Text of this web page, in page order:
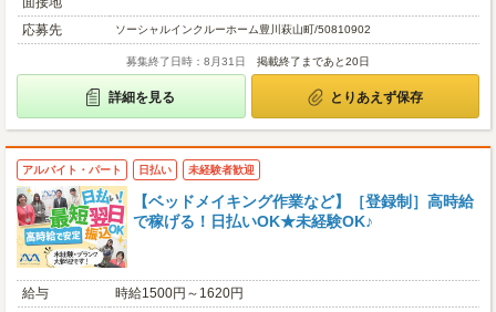
応募先
ソーシャルインクルーホーム豊川萩山町/50810902
募集終了日時：8月31日 掲載終了まであと20日
詳細を見る とりあえず保存
アルバイト・パート 日払い 未経験者歓迎
【ベッドメイキング作業など】［登録制］高時給
で稼げる！日払いOK★未経験OK♪
給与
時給1500円～1620円